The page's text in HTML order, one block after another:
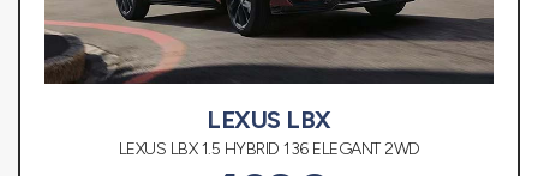
LEXUS LBX
LEXUS LBX 1.5 HYBRID 136 ELEGANT 2WD